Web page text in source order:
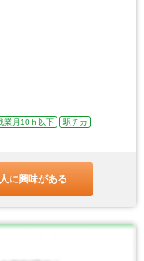
業月10ｈ以下
駅チカ
に興味がある